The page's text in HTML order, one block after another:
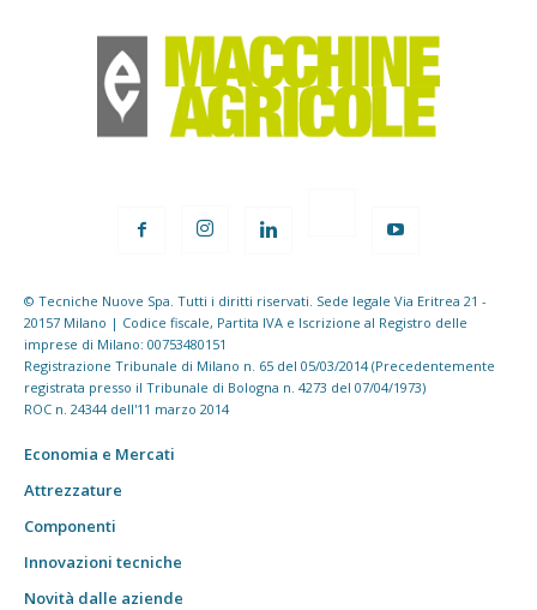
© Tecniche Nuove Spa. Tutti i diritti riservati. Sede legale Via Eritrea 21 -
20157 Milano | Codice fiscale, Partita IVA e Iscrizione al Registro delle
imprese di Milano: 00753480151
Registrazione Tribunale di Milano n. 65 del 05/03/2014 (Precedentemente
registrata presso il Tribunale di Bologna n. 4273 del 07/04/1973)
ROC n. 24344 dell'11 marzo 2014
Economia e Mercati
Attrezzature
Componenti
Innovazioni tecniche
Novità dalle aziende